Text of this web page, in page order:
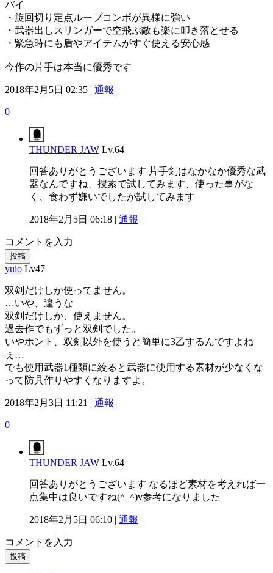
バイ
・旋回切り定点ループコンボが異様に強い
・武器出しスリンガーで空飛ぶ敵も楽に叩き落とせる
・緊急時にも盾やアイテムがすぐ使える安心感
今作の片手は本当に優秀です
2018年2月5日 02:35 | 通報
0
THUNDER JAW Lv.64
回答ありがとうございます 片手剣はなかなか優秀な武
器なんですね、捜索で試してみます、使った事がな
く、食わず嫌いでしたが試してみます
2018年2月5日 06:18 | 通報
コメントを入力
投稿
yuio Lv47
双剣だけしか使ってません。
…いや、違うな
双剣だけしか、使えません。
過去作でもずっと双剣でした。
いやホント、双剣以外を使うと簡単に3乙するんですよね
ぇ…
でも使用武器1種類に絞ると武器に使用する素材が少なくな
って防具作りやすくなりますよ。
2018年2月3日 11:21 | 通報
0
THUNDER JAW Lv.64
回答ありがとうございます なるほど素材を考えれば一
点集中は良いですね(^_^)v参考になりました
2018年2月5日 06:10 | 通報
コメントを入力
投稿